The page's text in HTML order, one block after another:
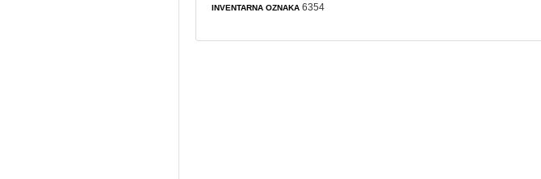
INVENTARNA OZNAKA 6354